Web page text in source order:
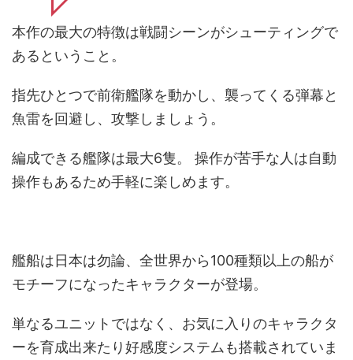
本作の最大の特徴は戦闘シーンがシューティングで
あるということ。
指先ひとつで前衛艦隊を動かし、襲ってくる弾幕と
魚雷を回避し、攻撃しましょう。
編成できる艦隊は最大6隻。 操作が苦手な人は自動
操作もあるため手軽に楽しめます。
艦船は日本は勿論、全世界から100種類以上の船が
モチーフになったキャラクターが登場。
単なるユニットではなく、お気に入りのキャラクタ
ーを育成出来たり好感度システムも搭載されていま